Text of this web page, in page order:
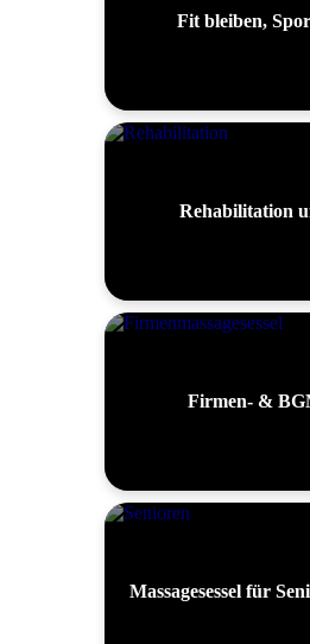
Fit bleiben,
Rehabilitation
Firmen- &
Massagesessel für